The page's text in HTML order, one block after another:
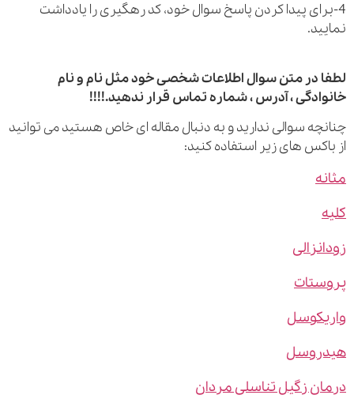
پیدا کردن پاسخ سوال خود، کد رهگیری را یادداشت
در متن سوال اطلاعات شخصی خود مثل نام و نام
، آدرس ، شماره تماس قرار ندهید.!!!!
سوالی ندارید و به دنبال مقاله ای خاص هستید می توانید
های زیر استفاده کنید:
زگیل تناسلی مردان